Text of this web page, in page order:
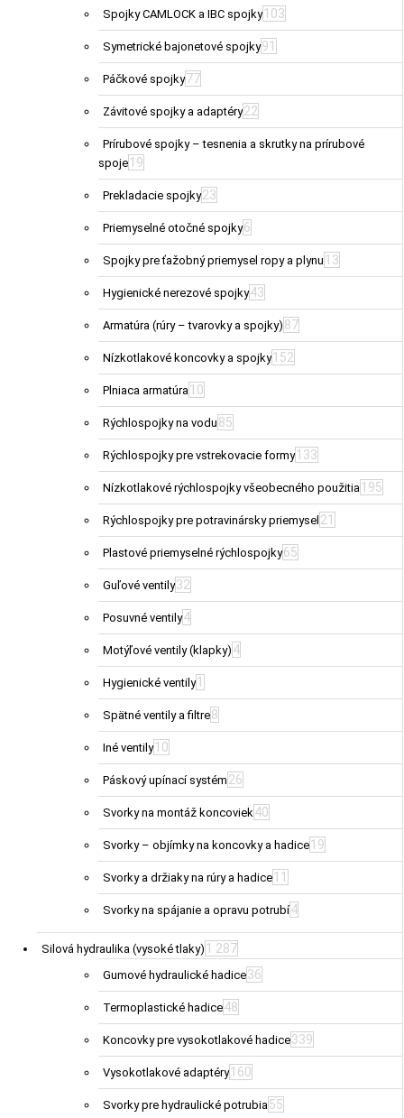
Spojky CAMLOCK a IBC spojky 103
Symetrické bajonetové spojky91
Páčkové spojky77
Závitové spojky a adaptéry22
Prírubové spojky – tesnenia a skrutky na prírubové
spoje 19
Prekladacie spojky23
Priemyselné otočné spojky6
Spojky pre ťažobný priemysel ropy a plynu 13
Hygienické nerezové spojky43
Armatúra (rúry – tvarovky a spojky) 87
Nízkotlakové koncovky a spojky 152
Plniaca armatúra 10
Rýchlospojky na vodu 85
Rýchlospojky pre vstrekovacie formy 133
Nízkotlakové rýchlospojky všeobecného použitia 195
Rýchlospojky pre potravinársky priemysel 21
Plastové priemyselné rýchlospojky65
Guľové ventily32
Posuvné ventily4
Motýľové ventily (klapky) 4
Hygienické ventily 1
Spätné ventily a filtre8
Iné ventily 10
Páskový upínací systém 26
Svorky na montáž koncoviek40
Svorky – objímky na koncovky a hadice 19
Svorky a držiaky na rúry a hadice 11
Svorky na spájanie a opravu potrubí4
Silová hydraulika (vysoké tlaky) 1 287
Gumové hydraulické hadice36
Termoplastické hadice48
Koncovky pre vysokotlakové hadice339
Vysokotlakové adaptéry 160
Svorky pre hydraulické potrubia55